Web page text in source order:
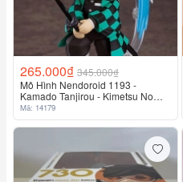
265.000₫ 345.000₫
Mô Hình Nendoroid 1193 -
Kamado Tanjirou - Kimetsu No
Yaiba
Mã: 14179